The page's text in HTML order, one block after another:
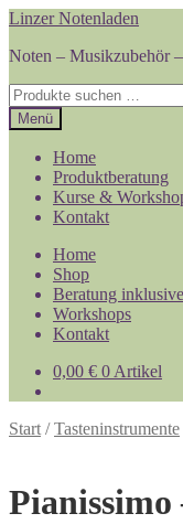
Zur
springen
Zum
springen
Linzer Notenladen
Noten – Musikzubehör
Suchen
nach:
Menü
Home
Produktberatung
Kurse &
Kontakt
Home
Shop
Beratung inklusive
Workshops
Kontakt
0,00 € 0 Artikel
Start /Tasteninstrumente